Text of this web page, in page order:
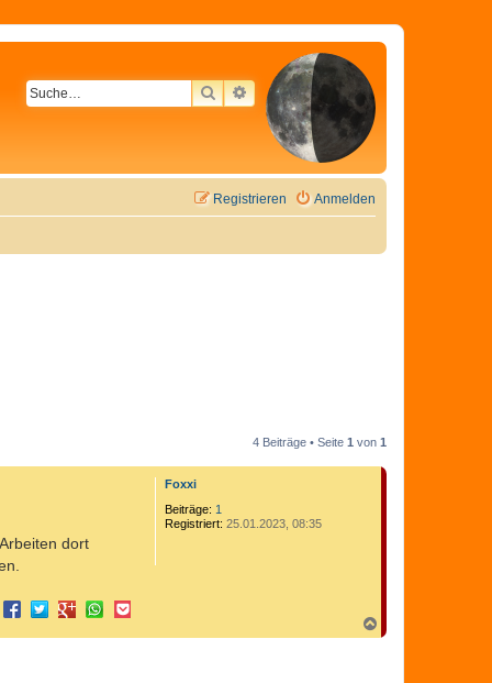
SUCHEERWEITERTE SUCHE
Anmelden
Registrieren
4 Beiträge • Seite 1 von 1
Foxxi
Beiträge: 1
Registriert: 25.01.2023, 08:35
dort
a